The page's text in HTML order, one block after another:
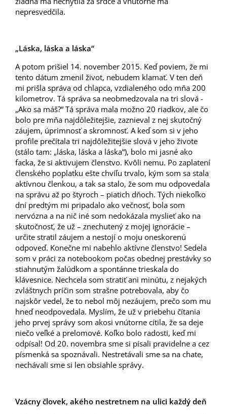
nepresvedčila.
„Láska, láska a láska“
A potom prišiel 14. november 2015. Keď poviem, že mi
tento dátum zmenil život, nebudem klamať. V ten deň
mi prišla správa od chlapca, vzdialeného odo mňa 200
kilometrov. Tá správa sa neobmedzovala na tri slová -
„Ako sa máš?“ Tá správa mala možno 20 riadkov, ale čo
bolo pre mňa najdôležitejšie, zaznieval z nej skutočný
záujem, úprimnosť a skromnosť. A keď som si v jeho
profile prečítala tri najdôležitejšie slová v jeho živote
(stálo tam: „láska, láska a láska“), bolo mi jasné ako
facka, že si aktivujem členstvo. Kvôli nemu. Po zaplatení
členského poplatku ešte chvíľu trvalo, kým som sa stala
aktívnou členkou, a tak sa stalo, že som mu odpovedala
na správu až po štyroch – piatich dňoch. Tých niekoľko
dní predtým mi pripadalo ako večnosť, bola som
nervózna a na nič iné som nedokázala myslieť ako na
skutočnosť, že už – znechutený z mojej ignorácie –
určite stratil záujem a nestojí o moju oneskorenú
odpoveď. Konečne mi nabehlo aktívne členstvo! Sedela
som v práci za notebookom počas obednej prestávky so
stiahnutým žalúdkom a spontánne trieskala do
klávesnice. Nechcela som stratiť ani minútu, z nejakých
zvláštnych príčin som strašne potrebovala, aby čo
najskôr vedel, že to nebol môj nezáujem, prečo som mu
hneď neodpovedala. Myslím, že už v priebehu čítania
jeho prvej správy som akosi vnútorne cítila, že sa deje
niečo veľké a prelomové. Koľko bolo radosti, keď mi
odpísal! Od 20. novembra sme si písali pravidelne a cez
písmenká sa spoznávali. Nestretávali sme sa na chate,
nechávali sme si len obsiahle správy.
Vzácny človek, akého nestretnem na ulici každý deň